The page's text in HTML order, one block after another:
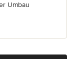
Umbau